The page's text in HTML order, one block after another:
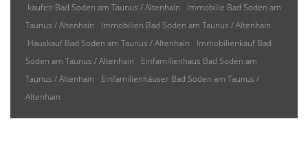
kaufen Bad Soden am Taunus / Altenhain
Immobilie Bad Soden am
Taunus / Altenhain
Immobilien Bad Soden am Taunus / Altenhain
Hauskauf Bad Soden am Taunus / Altenhain
Immobilienkauf Bad
Soden am Taunus / Altenhain
Einfamilienhaus Bad Soden am
Taunus / Altenhain
Einfamilienhäuser Bad Soden am Taunus /
Altenhain